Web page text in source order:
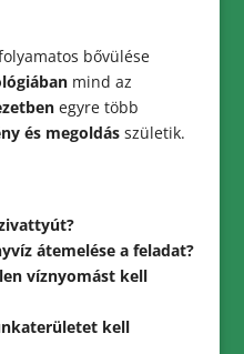
bővülése
mind az
egyre több
és megoldásszületik.
átemelése a feladat?
víznyomást kell
kell